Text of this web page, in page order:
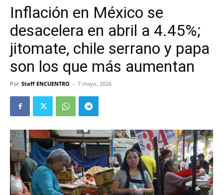
Inflación en México se
desacelera en abril a 4.45%;
jitomate, chile serrano y papa
son los que más aumentan
Por Staff ENCUENTRO - 7 mayo, 2026